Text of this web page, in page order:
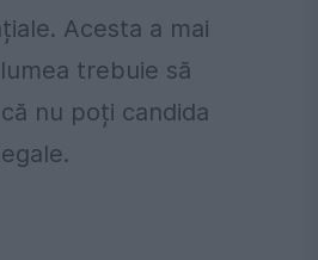
Acesta a mai
trebuie să
nu poți candida